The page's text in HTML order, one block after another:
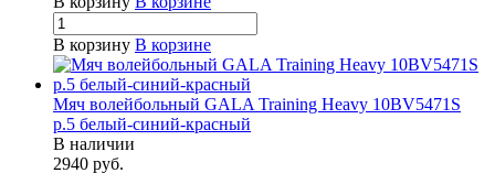
В корзину В корзине
Мяч волейбольный GALA Training Heavy 10BV5471S
р.5 белый-синий-красный
В наличии
2940 руб.